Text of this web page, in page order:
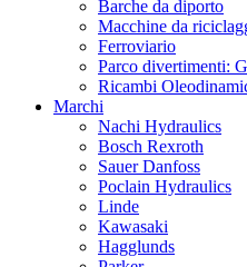
Barche da diporto
Macchine da
Ferroviario
Parco divertimenti:
Ricambi
Marchi
Nachi Hydraulics
Bosch Rexroth
Sauer Danfoss
Poclain Hydraulics
Linde
Kawasaki
Hagglunds